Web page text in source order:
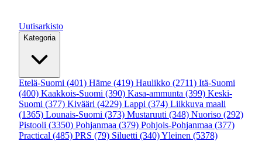
Uutisarkisto
Kategoria
Etelä-Suomi (401) Häme (419) Haulikko (2711) Itä-Suomi
(400) Kaakkois-Suomi (390) Kasa-ammunta (399) Keski-
Suomi (377) Kivääri (4229) Lappi (374) Liikkuva maali
(1365) Lounais-Suomi (373) Mustaruuti (348) Nuoriso (292)
Pistooli (3350) Pohjanmaa (379) Pohjois-Pohjanmaa (377)
Practical (485) PRS (79) Siluetti (340)Yleinen (5378)